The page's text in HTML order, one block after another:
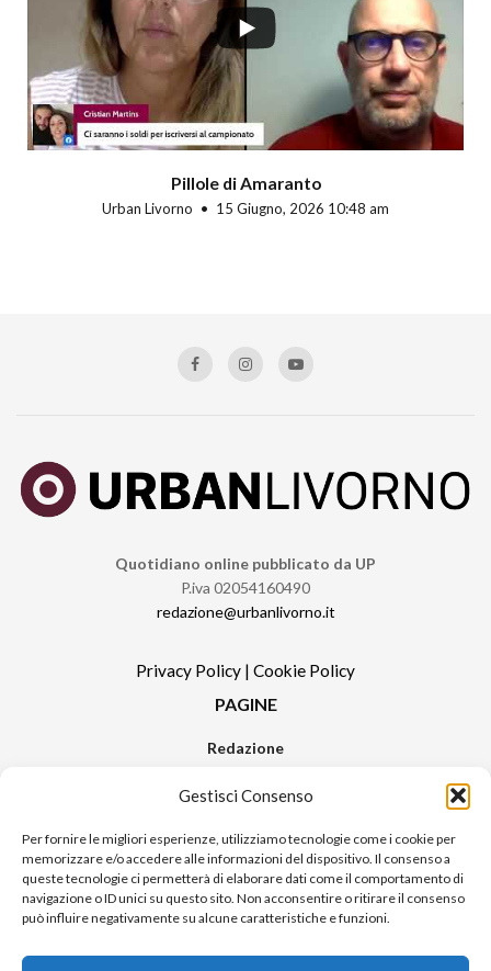
Gestisci Consenso
Per fornire le migliori esperienze, utilizziamo tecnologie come i cookie per
memorizzare e/o accedere alle informazioni del dispositivo. Il consenso a
queste tecnologie ci permetterà di elaborare dati come il comportamento di
navigazione o ID unici su questo sito. Non acconsentire o ritirare il consenso
può influire negativamente su alcune caratteristiche e funzioni.
Pillole di Amaranto
Urban Livorno 15 Giugno, 2026 10:48 am
Quotidiano online pubblicato da UP
P.iva 02054160490
redazione@urbanlivorno.it
Privacy Policy | Cookie Policy
PAGINE
Redazione
Pubblicità
Sitemap
RUBRICHE
Notizie in Primo Piano